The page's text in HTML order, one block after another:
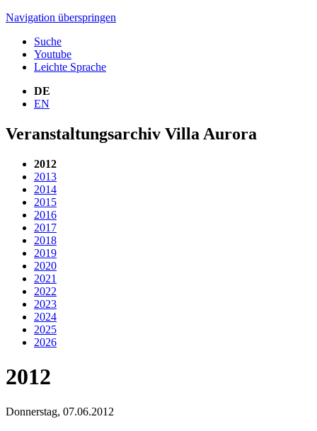
Navigation überspringen
Suche
Youtube
Leichte Sprache
DE
EN
Veranstaltungsarchiv Villa Aurora
2012
2013
2014
2015
2016
2017
2018
2019
2020
2021
2022
2023
2024
2025
2026
2012
Donnerstag, 07.06.2012